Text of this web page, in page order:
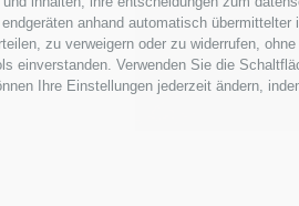
anhand automatisch
zu verweigern oder zu widerrufen,
einverstanden. Verwenden Sie die
Ihre Einstellungen jederzeit ändern,